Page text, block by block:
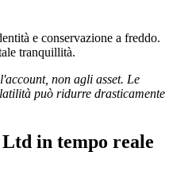
e conservazione a freddo.
tranquillità.
non agli asset. Le
può ridurre drasticamente
in tempo reale